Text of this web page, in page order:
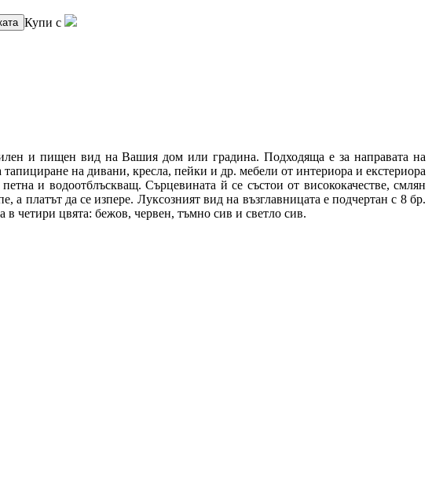
Купи с
и пищен вид на Вашия дом или градина. Подходяща е за направата на
на дивани, кресла, пейки и др. мебели от интериора и екстериора
и водоотблъскващ. Сърцевината й се състои от висококачестве, смлян
платът да се изпере. Луксозният вид на възглавницата е подчертан с 8 бр.
в четири цвята: бежов, червен, тъмно сив и светло сив.